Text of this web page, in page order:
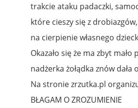
trakcie ataku padaczki,
które cieszy się z
na cierpienie własnego
Okazało się że ma zbyt
nadżerka żołądka znów dała
Na stronie zrzutka.pl
BŁAGAM O ZROZUMIENIE